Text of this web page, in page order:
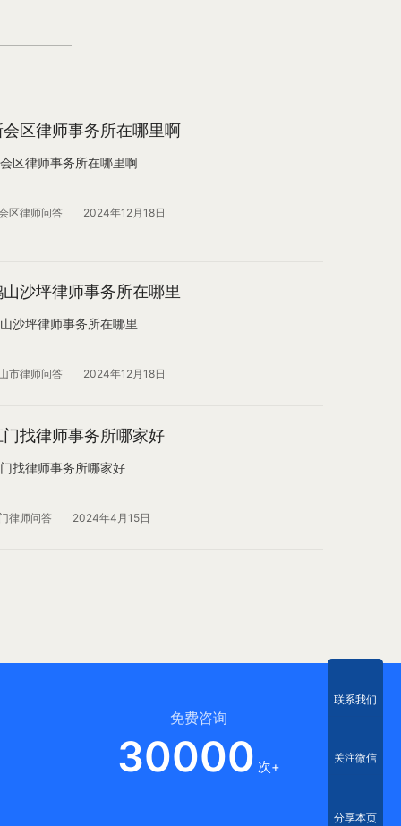
会区律师事务所在哪里啊
区律师事务所在哪里啊
区律师问答 2024年12月18日
山沙坪律师事务所在哪里
沙坪律师事务所在哪里
市律师问答 2024年12月18日
门找律师事务所哪家好
找律师事务所哪家好
律师问答 2024年4月15日
免费咨询
30000 次+
联系我们
关注微信
分享本页